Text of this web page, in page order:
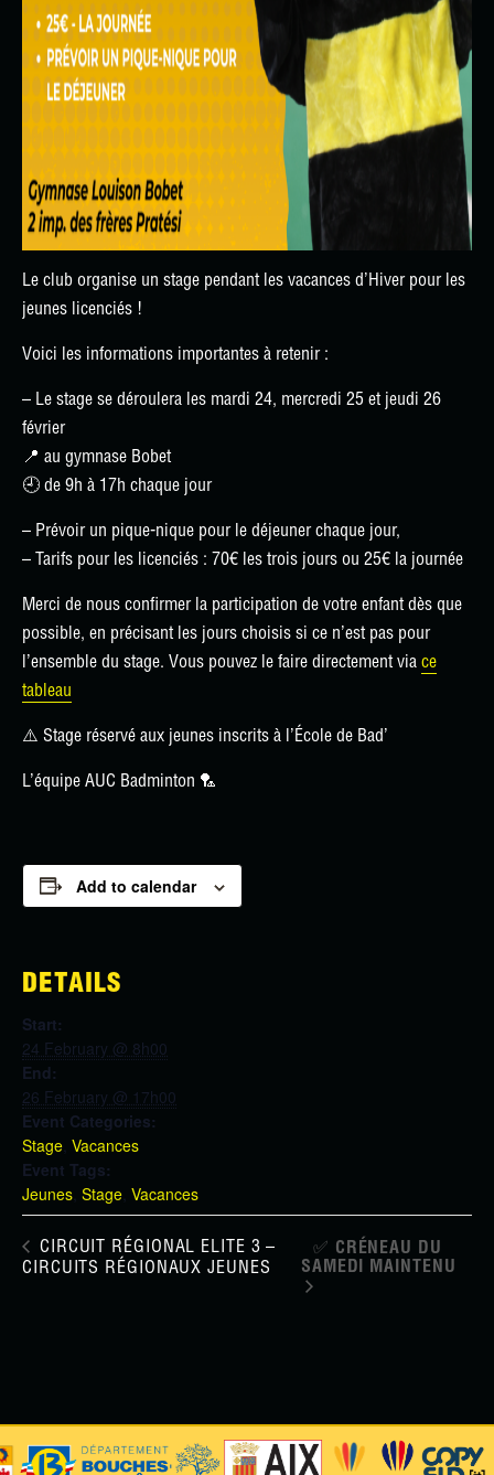
Le club organise un stage pendant les vacances d’Hiver pour les
jeunes licenciés !
Voici les informations importantes à retenir :
– Le stage se déroulera les mardi 24, mercredi 25 et jeudi 26
février
📍 ​​ au gymnase Bobet
🕘 de 9h à 17h chaque jour
– Prévoir un pique-nique pour le déjeuner chaque jour,
– Tarifs pour les licenciés : 70€ les trois jours ou 25€ la journée
Merci de nous confirmer la participation de votre enfant dès que
possible, en précisant les jours choisis si ce n’est pas pour
l’ensemble du stage. Vous pouvez le faire directement via ce
tableau
⚠️ Stage réservé aux jeunes inscrits à l’École de Bad’
L’équipe AUC Badminton 🏸
Add to calendar
DETAILS
Start:
24 February @ 8h00
End:
26 February @ 17h00
Event Categories:
Stage Vacances
Event Tags:
Jeunes Stage Vacances
CIRCUIT RÉGIONAL ELITE 3 –
CIRCUITS RÉGIONAUX JEUNES
✅ CRÉNEAU DU
SAMEDI MAINTENU